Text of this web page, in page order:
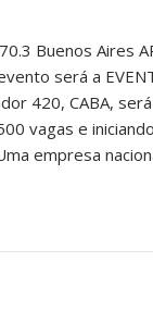
Buenos Aires
será a
420, CABA,
vagas e
empresa